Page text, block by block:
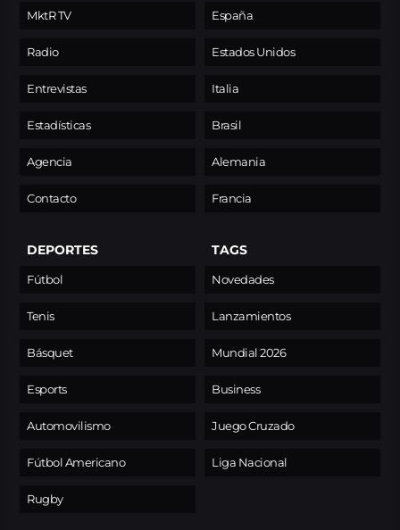
MktR TV
Radio
Entrevistas
Estadísticas
Agencia
Contacto
España
Estados Unidos
Italia
Brasil
Alemania
Francia
DEPORTES
Fútbol
Tenis
Básquet
Esports
Automovilismo
Fútbol Americano
Rugby
TAGS
Novedades
Lanzamientos
Mundial 2026
Business
Juego Cruzado
Liga Nacional